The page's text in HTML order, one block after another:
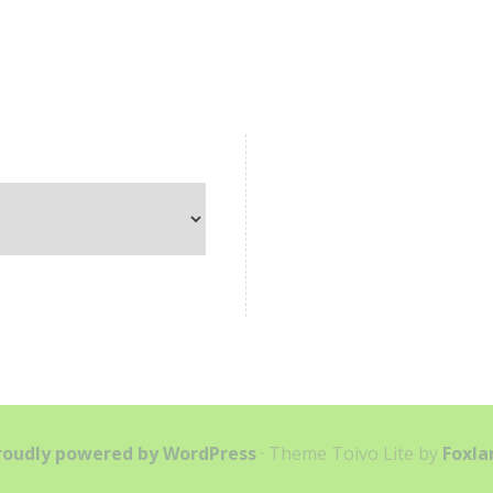
powered by WordPress · Theme Toivo Lite by